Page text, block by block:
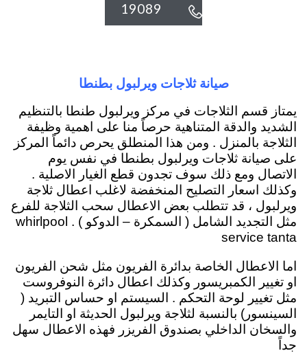

19089
صيانة ثلاجات ويرلبول بطنطا
يمتاز قسم الثلاجات في مركز ويرلبول طنطا بالتنظيم
الشديد والدقة المتناهية حرصاً منا على اهمية وظيفة
الثلاجة بالمنزل . ومن هذا المنطلق يحرص دائماً المركز
على صيانة ثلاجات ويرلبول بطنطا في نفس يوم
الاتصال ومع ذلك سوف تجدون قطع الغيار الاصلية .
وكذلك اسعار التصليح المنخفضة لاغلب اعطال ثلاجة
ويرلبول ، قد تتطلب بعض الاعطال سحب الثلاجة للفرع
مثل التجديد الشامل ( السمكرة – الدوكو ) . whirlpool
service tanta
اما الاعطال الخاصة بدائرة الفريون مثل شحن الفريون
او تغيير الكمبريسور وكذلك اعطال دائرة النوفروست
مثل تغيير لوحة التحكم . السيستم او حساس التبريد (
السينسور) بالنسبة لثلاجة ويرلبول الحديثة او التايمر
والسخان الداخلي بصندوق الفريزر فهذه الاعطال سهل
جداً